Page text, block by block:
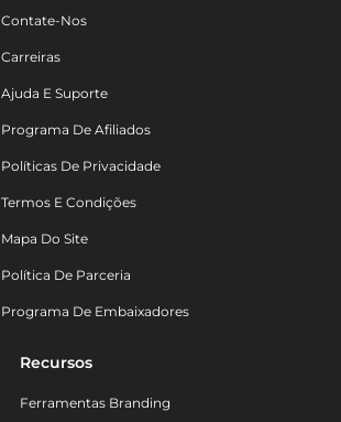
Contate-Nos
Carreiras
Ajuda E Suporte
Programa De Afiliados
Políticas De Privacidade
Termos E Condições
Mapa Do Site
Política De Parceria
Programa De Embaixadores
Recursos
Ferramentas Branding